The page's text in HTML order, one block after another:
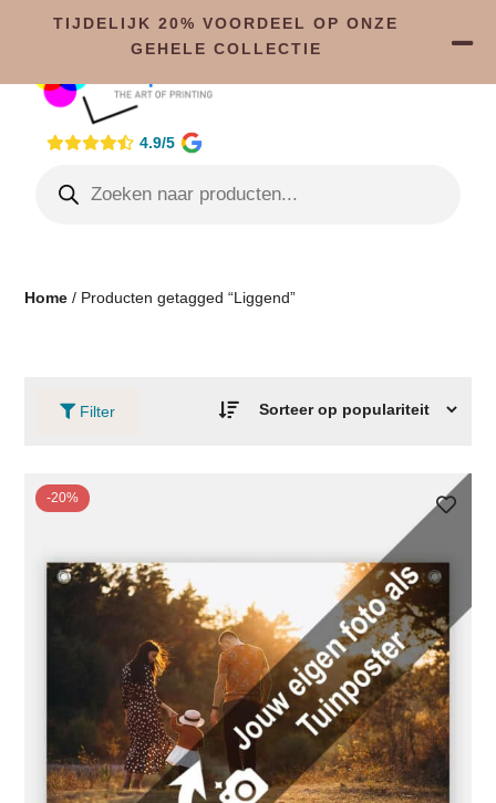
4.9/5
Home / Producten getagged “Liggend”
Filter
-20%
TIJDELIJK 20% VOORDEEL OP ONZE
GEHELE COLLECTIE